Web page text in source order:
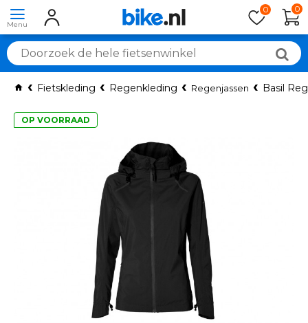
0 0
Fietskleding Regenkleding Regenjassen Basil
OP VOORRAAD